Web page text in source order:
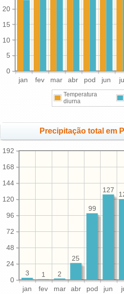
jan fev mar abr pod jun
0
5
10
15
20
Temperatura
diurna
Precipitação total em
jan fev mar abr pod jun
0
24
48
72
96
120
144
168
192
127
99
25
2
1
3